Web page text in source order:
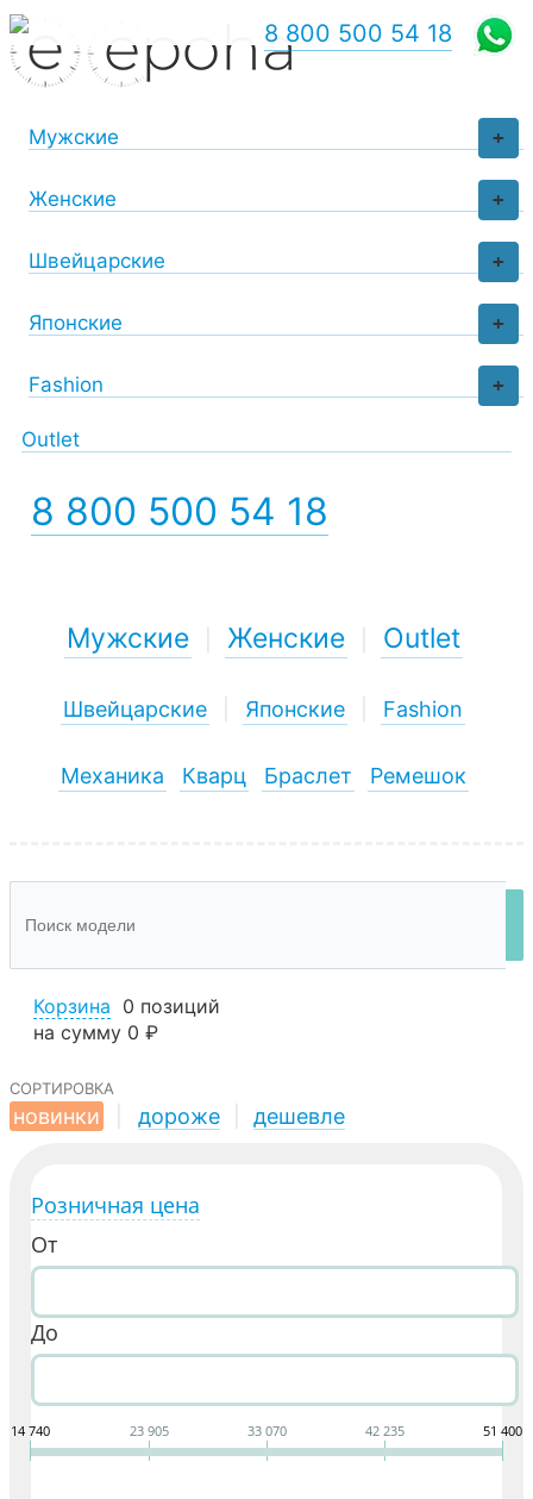
+
Мужские
+
Женские
+
Швейцарские
+
Японские
+
Fashion
Outlet
8 800 500 54 18
8 800 500 54 18
Мужские Женские Outlet
Швейцарские Японские Fashion
Механика Кварц Браслет Ремешок
Корзина 0 позиций
на сумму 0 ₽
сортировка
новинки
дороже дешевле
Розничная цена
От
До
14 740 23 905 33 070 42 235 51 400